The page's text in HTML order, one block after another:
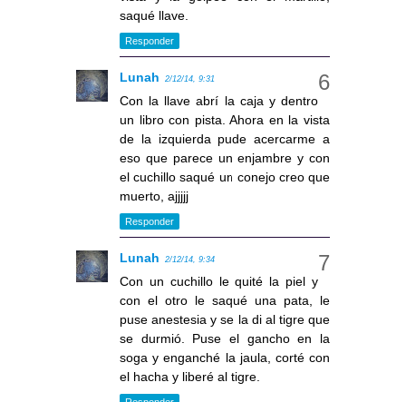
saqué llave.
Responder
Lunah 2/12/14, 9:31
Con la llave abrí la caja y dentro
un libro con pista. Ahora en la vista
de la izquierda pude acercarme a
eso que parece un enjambre y con
el cuchillo saqué un conejo creo que
muerto, ajjjjj
Responder
Lunah 2/12/14, 9:34
Con un cuchillo le quité la piel y
con el otro le saqué una pata, le
puse anestesia y se la di al tigre que
se durmió. Puse el gancho en la
soga y enganché la jaula, corté con
el hacha y liberé al tigre.